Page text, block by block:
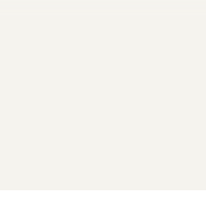
invizibilă. Vezi și alte